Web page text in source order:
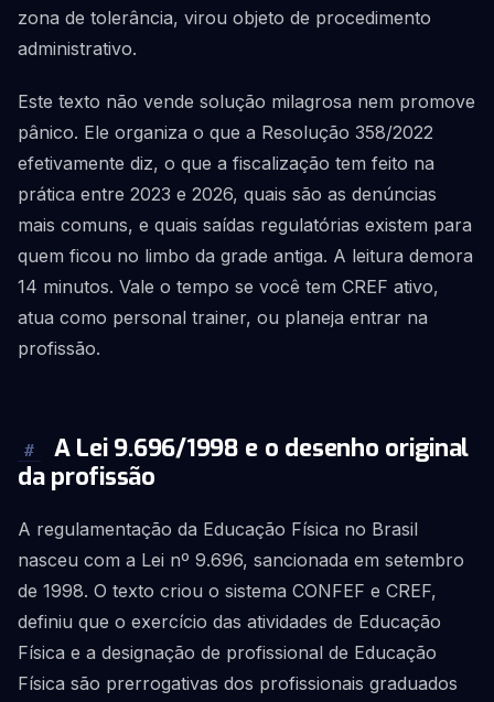
zona de tolerância, virou objeto de procedimento
administrativo.
Este texto não vende solução milagrosa nem promove
pânico. Ele organiza o que a Resolução 358/2022
efetivamente diz, o que a fiscalização tem feito na
prática entre 2023 e 2026, quais são as denúncias
mais comuns, e quais saídas regulatórias existem para
quem ficou no limbo da grade antiga. A leitura demora
14 minutos. Vale o tempo se você tem CREF ativo,
atua como personal trainer, ou planeja entrar na
profissão.
#
A Lei 9.696/1998 e o desenho original
da profissão
A regulamentação da Educação Física no Brasil
nasceu com a Lei nº 9.696, sancionada em setembro
de 1998. O texto criou o sistema CONFEF e CREF,
definiu que o exercício das atividades de Educação
Física e a designação de profissional de Educação
Física são prerrogativas dos profissionais graduados